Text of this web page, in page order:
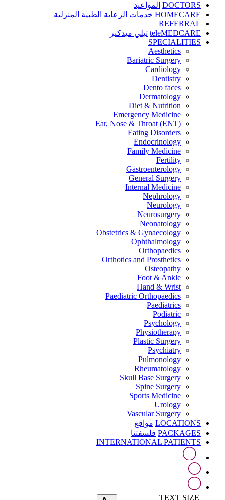
DOCTORS المواعيد
HOMECARE خدمات الرعاية الطبية المنزلية
REFERRAL
teleMEDCARE تيلي ميدكير
SPECIALITIES
Aesthetics
Bariatric Surgery
Cardiology
Dentistry
Dento faces
Dermatology
Diet & Nutrition
Emergency Medicine
Ear, Nose & Throat (ENT)
Eating Disorders
Endocrinology
Family Medicine
Fertility
Gastroenterology
General Surgery
Internal Medicine
Nephrology
Neurology
Neurosurgery
Neonatology
Obstetrics & Gynaecology
Ophthalmology
Orthopaedics
Orthotics and Prosthetics
Osteopathy
Foot & Ankle
Hand & Wrist
Paediatric Orthopaedics
Paediatrics
Podiatric
Psychology
Physiotherapy
Plastic Surgery
Psychiatry
Pulmonology
Rheumatology
Skull Base Surgery
Spine Surgery
Sports Medicine
Urology
Vascular Surgery
LOCATIONS مواقع
PACKAGES فلسفتنا
INTERNATIONAL PATIENTS
TEXT SIZE